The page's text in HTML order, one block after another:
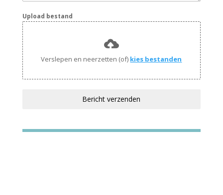
Upload bestand
Verslepen en neerzetten (of) kies bestanden
Bericht verzenden